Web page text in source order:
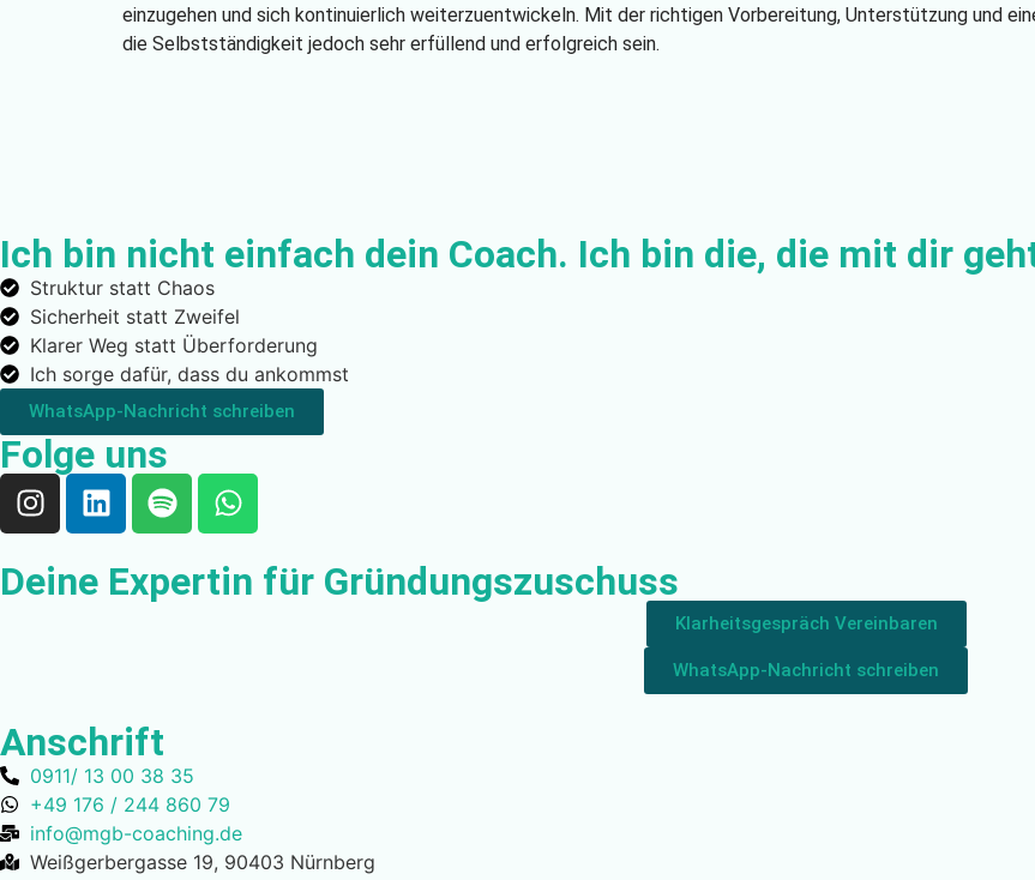
einzugehen und sich kontinuierlich weiterzuentwickeln. Mit der richtigen Vorbereitung, Unterstützung und
die Selbstständigkeit jedoch sehr erfüllend und erfolgreich sein.
Ich bin nicht einfach dein Coach. Ich bin die, die mit dir
Struktur statt Chaos
Sicherheit statt Zweifel
Klarer Weg statt Überforderung
Ich sorge dafür, dass du ankommst
WhatsApp-Nachricht schreiben
Folge uns
Deine Expertin für Gründungszuschuss
Klarheitsgespräch Vereinbaren
WhatsApp-Nachricht schreiben
Anschrift
0911/ 13 00 38 35
+49 176 / 244 860 79
info@mgb-coaching.de
Weißgerbergasse 19, 90403 Nürnberg